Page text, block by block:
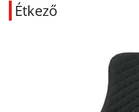
Étkező